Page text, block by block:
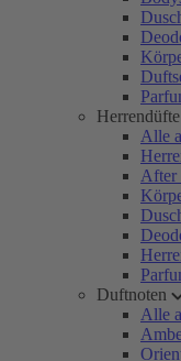
Herrendüfte
Alle
After
Duftnoten
Alle